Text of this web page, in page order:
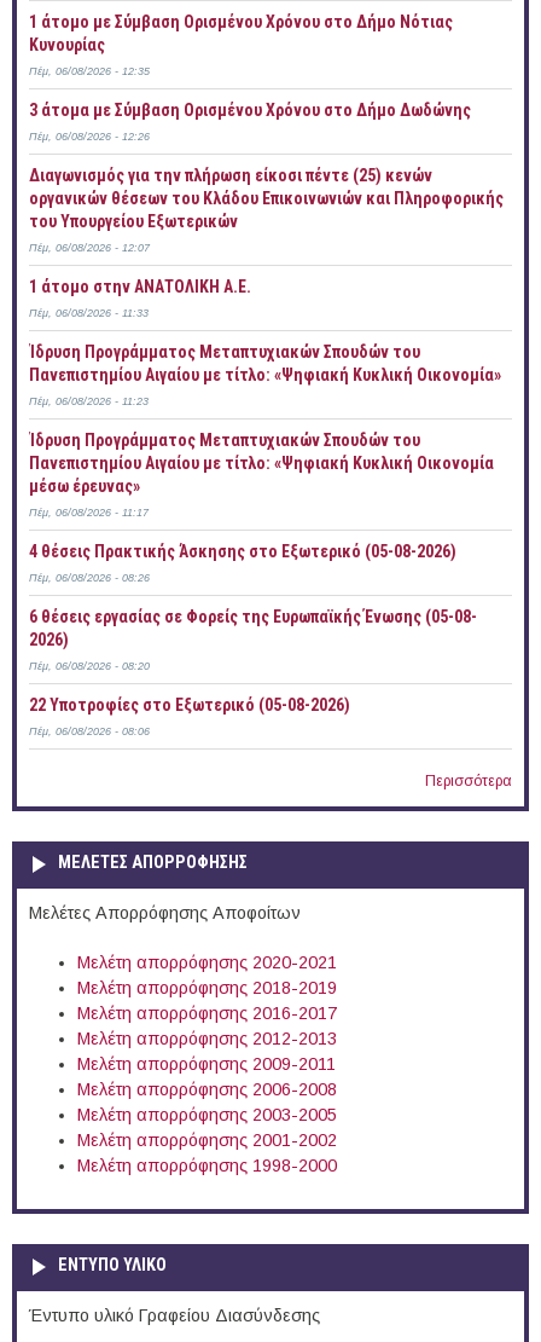
1 άτομο με Σύμβαση Ορισμένου Χρόνου στο Δήμο Νότιας
Κυνουρίας
Πέμ, 06/08/2026 - 12:35
3 άτομα με Σύμβαση Ορισμένου Χρόνου στο Δήμο Δωδώνης
Πέμ, 06/08/2026 - 12:26
Διαγωνισμός για την πλήρωση είκοσι πέντε (25) κενών
οργανικών θέσεων του Κλάδου Επικοινωνιών και Πληροφορικής
του Υπουργείου Εξωτερικών
Πέμ, 06/08/2026 - 12:07
1 άτομο στην ΑΝΑΤΟΛΙΚΗ Α.Ε.
Πέμ, 06/08/2026 - 11:33
Ίδρυση Προγράμματος Μεταπτυχιακών Σπουδών του
Πανεπιστημίου Αιγαίου με τίτλο: «Ψηφιακή Κυκλική Οικονομία»
Πέμ, 06/08/2026 - 11:23
Ίδρυση Προγράμματος Μεταπτυχιακών Σπουδών του
Πανεπιστημίου Αιγαίου με τίτλο: «Ψηφιακή Κυκλική Οικονομία
μέσω έρευνας»
Πέμ, 06/08/2026 - 11:17
4 θέσεις Πρακτικής Άσκησης στο Εξωτερικό (05-08-2026)
Πέμ, 06/08/2026 - 08:26
6 θέσεις εργασίας σε Φορείς της Ευρωπαϊκής Ένωσης (05-08-
2026)
Πέμ, 06/08/2026 - 08:20
22 Υποτροφίες στο Εξωτερικό (05-08-2026)
Πέμ, 06/08/2026 - 08:06
Περισσότερα
ΜΕΛΕΤΕΣ ΑΠΟΡΡΟΦΗΣΗΣ
Μελέτες Απορρόφησης Αποφοίτων
Μελέτη απορρόφησης 2020-2021
Μελέτη απορρόφησης 2018-2019
Μελέτη απορρόφησης 2016-2017
Μελέτη απορρόφησης 2012-2013
Μελέτη απορρόφησης 2009-2011
Μελέτη απορρόφησης 2006-2008
Μελέτη απορρόφησης 2003-2005
Μελέτη απορρόφησης 2001-2002
Μελέτη απορρόφησης 1998-2000
ΕΝΤΥΠΟ ΥΛΙΚΟ
Έντυπο υλικό Γραφείου Διασύνδεσης